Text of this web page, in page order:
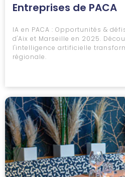
Entreprises de PACA
IA en PACA : Opportunités &
d'Aix et Marseille en 2025.
l'intelligence artificielle
régionale.